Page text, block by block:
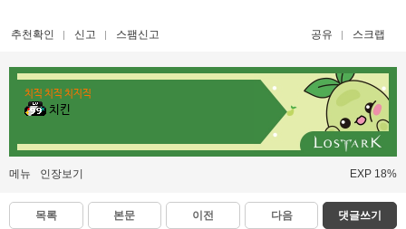
추천확인 신고 스팸신고 공유 스크랩
치직 치직 치지직
치킨
메뉴 인장보기 EXP 18%
목록 본문 이전 다음 댓글쓰기